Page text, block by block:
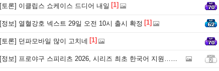
[토론] 이클립스 쇼케이스 드디어 내일 [1]
[정보] 열혈강호 넥스트 29일 오전 10시 출시 확정 [1]
[토론] 던파모바일 많이 고치네 [1]
[정보] 프로야구 스피리츠 2026, 시리즈 최초 한국어 지원…17년 만에 WBC 모드 부활